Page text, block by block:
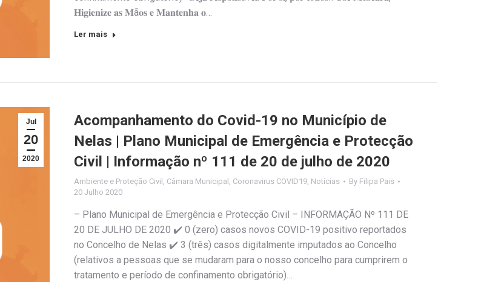
𝐇𝐢𝐠𝐢𝐞𝐧𝐢𝐳𝐞 𝐚𝐬 𝐌ã𝐨𝐬 𝐞 𝐌𝐚𝐧𝐭𝐞𝐧𝐡𝐚 𝐨…
Ler mais
Jul
20
2020
Acompanhamento do Covid-19 no Município de
Nelas | Plano Municipal de Emergência e Protecção
Civil | Informação nº 111 de 20 de julho de 2020
Ambiente e Proteção Civil , Câmara Municipal , Coronavirus COVID19, Notícias By Filipa Pais
20 Julho 2020
– Plano Municipal de Emergência e Protecção Civil – INFORMAÇÃO Nº 111 DE
20 DE JULHO DE 2020 ✔️ 0 (zero) casos novos COVID-19 positivo reportados
no Concelho de Nelas ✔️ 3 (três) casos digitalmente imputados ao Concelho
(relativos a pessoas que se mudaram para o nosso concelho para cumprirem o
tratamento e período de confinamento obrigatório)…